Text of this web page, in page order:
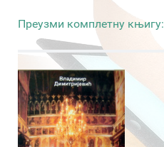
Преузми комплетну